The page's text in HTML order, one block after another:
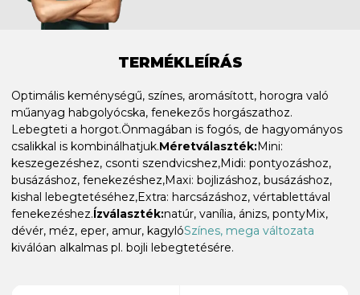
TERMÉKLEÍRÁS
Optimális keménységű, színes, aromásított, horogra való
műanyag habgolyócska, fenekezős horgászathoz.
Lebegteti a horgot.Önmagában is fogós, de hagyományos
csalikkal is kombinálhatjuk.Méretválaszték:Mini:
keszegezéshez, csonti szendvicshez,Midi: pontyozáshoz,
busázáshoz, fenekezéshez,Maxi: bojlizáshoz, busázáshoz,
kishal lebegtetéséhez,Extra: harcsázáshoz, vértablettával
fenekezéshez.Ízválaszték:natúr, vanília, ánizs, pontyMix,
dévér, méz, eper, amur, kagylóSzínes, mega változata
kiválóan alkalmas pl. bojli lebegtetésére.